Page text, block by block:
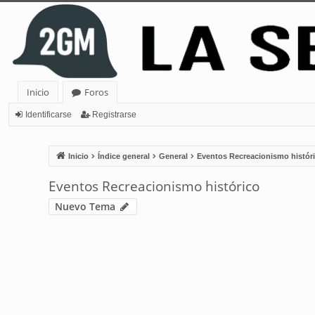
Inicio Foros
Identificarse Registrarse
Inicio Índice general General Eventos Recreacionismo
Eventos Recreacionismo histórico
Nuevo Tema